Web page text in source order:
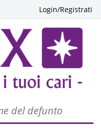
Login/Registrati